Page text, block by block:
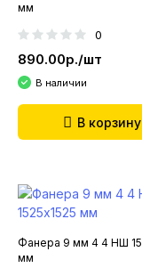
мм
0
890.00р./шт
В наличии
В корзину
Фанера 9 мм 4 4 НШ 1525х1525
мм